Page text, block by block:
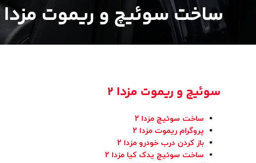
ساخت سوئیچ و ریموت مزدا 2
سوئیچ و ریموت مزدا 2
ساخت سوئیچ مزدا 2
پروگرام ریموتمزدا 2
باز کردن درب خودرومزدا 2
ساخت سوئیچ یدک کیا مزدا 2